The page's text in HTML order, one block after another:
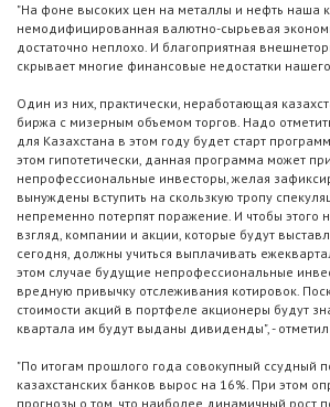
"На фоне высоких цен на металлы и нефть наша
немодифицированная валютно-сырьевая
достаточно неплохо. И благоприятная
скрывает многие финансовые недостатки
Один из них, практически, неработающая
биржа с мизерным объемом торгов. Надо
для Казахстана в этом году будет старт
этом гипотетически, данная программа может
непрофессиональные инвесторы, желая
вынуждены вступить на скользкую тропу
непременно потерпят поражение. И чтобы этого
взгляд, компании и акции, которые будут
сегодня, должны учиться выплачивать
этом случае будущие непрофессиональные
вредную привычку отслеживания котировок.
стоимости акций в портфеле акционеры будут
квартала им будут выданы дивиденды", -
"По итогам прошлого года совокупный ссудный
казахстанских банков вырос на 16%. При этом
прогнозы о том, что наиболее динамичный рост